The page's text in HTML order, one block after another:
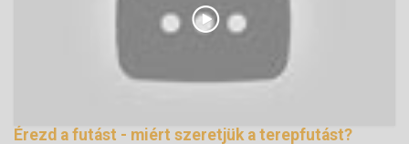
Érezd a futást - miért szeretjük a terepfutást?